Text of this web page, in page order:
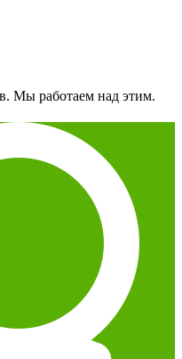
Мы работаем над этим.